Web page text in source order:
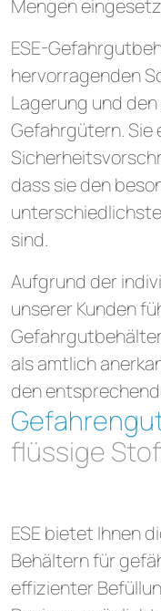
Mengen
ESE-
hervorragenden
Lagerung und
Gefahrgütern.
dass sie den
sind.
Aufgrund der
unserer Kunden
als amtlich
den
flüssige
ESE bietet Ihnen
Behältern für
effizienter